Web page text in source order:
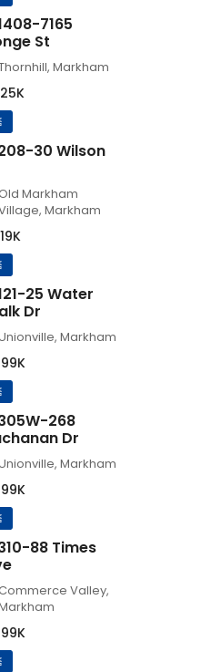
7165
St
Markham
30 Wilson
Markham
Markham
25 Water
Dr
Markham
268
Dr
Markham
88 Times
Valley,